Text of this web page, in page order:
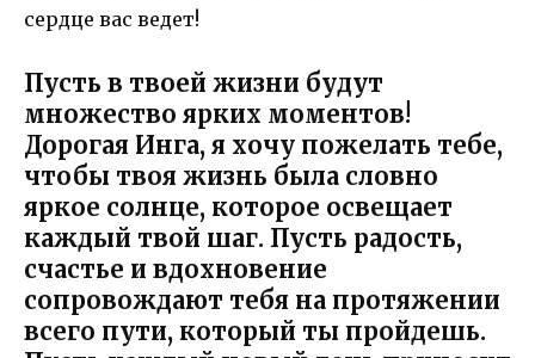
сердце вас ведет!
Пусть в твоей жизни будут
множество ярких моментов!
Дорогая Инга, я хочу пожелать тебе,
чтобы твоя жизнь была словно
яркое солнце, которое освещает
каждый твой шаг. Пусть радость,
счастье и вдохновение
сопровождают тебя на протяжении
всего пути, который ты пройдешь.